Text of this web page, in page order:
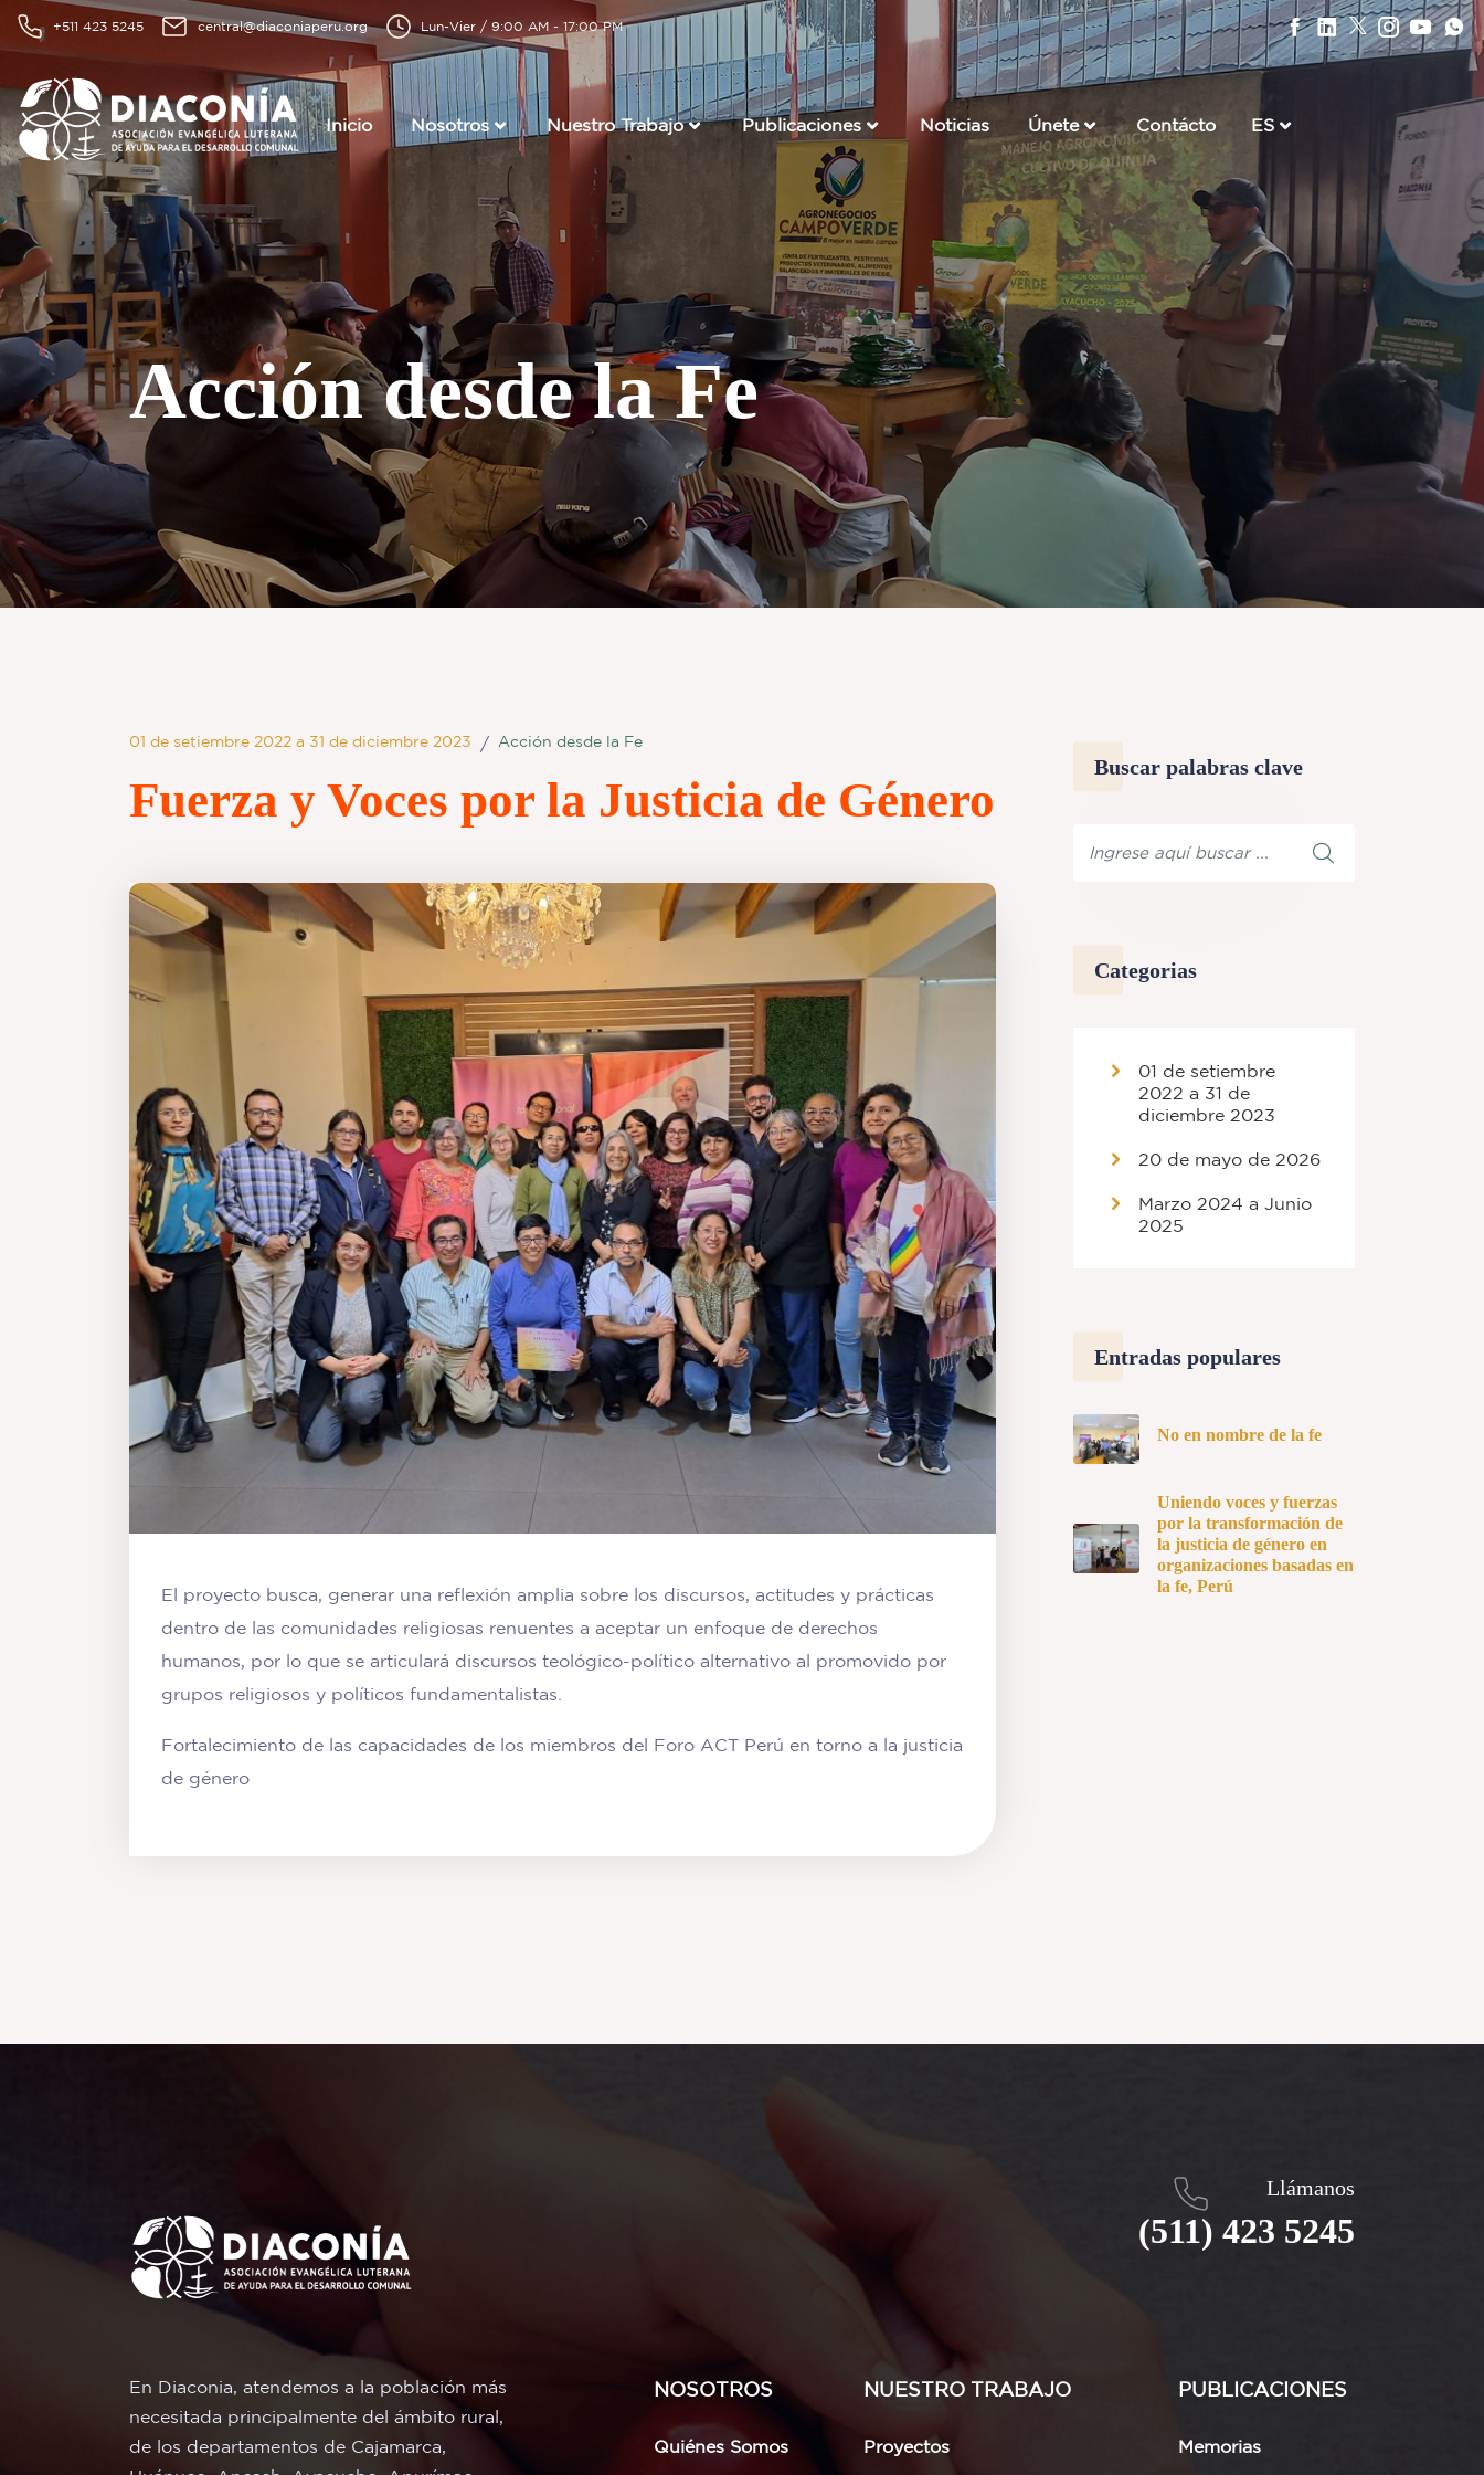
+511 423 5245 central@diaconiaperu.org Lun-Vier / 9:00 AM - 17:00 PM
Inicio Nosotros Nuestro Trabajo Publicaciones Noticias Únete Contácto ES
Acción desde la Fe
01 de setiembre 2022 a 31 de diciembre 2023 / Acción desde la Fe
Fuerza y Voces por la Justicia de Género
El proyecto busca, generar una reflexión amplia sobre los discursos, actitudes y prácticas
dentro de las comunidades religiosas renuentes a aceptar un enfoque de derechos
humanos, por lo que se articulará discursos teológico-político alternativo al promovido por
grupos religiosos y políticos fundamentalistas.
Fortalecimiento de las capacidades de los miembros del Foro ACT Perú en torno a la justicia
de género
Buscar palabras clave
Categorias
01 de setiembre
2022 a 31 de
diciembre 2023
20 de mayo de 2026
Marzo 2024 a Junio
2025
Entradas populares
No en nombre de la fe
Uniendo voces y fuerzas
por la transformación de
la justicia de género en
organizaciones basadas en
la fe, Perú
Llámanos
(511) 423 5245
En Diaconia, atendemos a la población más
necesitada principalmente del ámbito rural,
de los departamentos de Cajamarca,
NOSOTROS
Quiénes Somos
NUESTRO TRABAJO
Proyectos
PUBLICACIONES
Memorias